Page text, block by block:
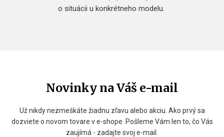
o situácii u konkrétneho modelu.
Novinky na Váš e-mail
Už nikdy nezmeškáte žiadnu zľavu alebo akciu. Ako prvý sa
dozviete o novom tovare v e-shope. Pošleme Vám len to, čo Vás
zaujímá - zadajte svoj e-mail.